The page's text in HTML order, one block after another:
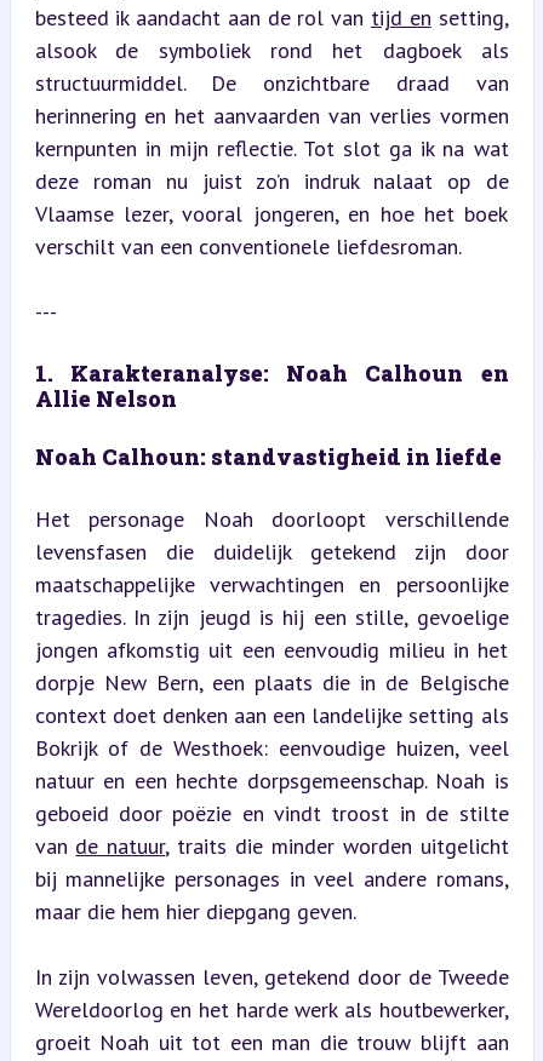
besteed ik aandacht aan de rol van tijd en setting,
alsook de symboliek rond het dagboek als
structuurmiddel. De onzichtbare draad van
herinnering en het aanvaarden van verlies vormen
kernpunten in mijn reflectie. Tot slot ga ik na wat
deze roman nu juist zo’n indruk nalaat op de
Vlaamse lezer, vooral jongeren, en hoe het boek
verschilt van een conventionele liefdesroman.
---
1. Karakteranalyse: Noah Calhoun en
Allie Nelson
Noah Calhoun: standvastigheid in liefde
Het personage Noah doorloopt verschillende
levensfasen die duidelijk getekend zijn door
maatschappelijke verwachtingen en persoonlijke
tragedies. In zijn jeugd is hij een stille, gevoelige
jongen afkomstig uit een eenvoudig milieu in het
dorpje New Bern, een plaats die in de Belgische
context doet denken aan een landelijke setting als
Bokrijk of de Westhoek: eenvoudige huizen, veel
natuur en een hechte dorpsgemeenschap. Noah is
geboeid door poëzie en vindt troost in de stilte
van de natuur, traits die minder worden uitgelicht
bij mannelijke personages in veel andere romans,
maar die hem hier diepgang geven.
In zijn volwassen leven, getekend door de Tweede
Wereldoorlog en het harde werk als houtbewerker,
groeit Noah uit tot een man die trouw blijft aan